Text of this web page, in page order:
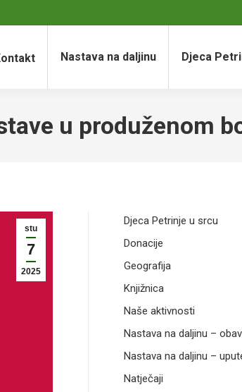
Nastava na daljinu Djeca
u produženom
stu
7
2025
Djeca Petrinje u srcu
Donacije
Geografija
Knjižnica
Naše aktivnosti
Nastava na daljinu –
Nastava na daljinu –
Natječaji